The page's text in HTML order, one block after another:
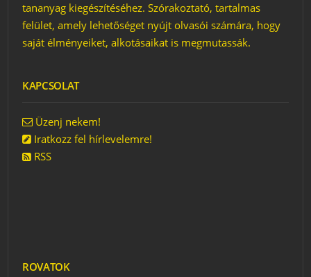
tananyag kiegészítéséhez. Szórakoztató, tartalmas
felület, amely lehetőséget nyújt olvasói számára, hogy
saját élményeiket, alkotásaikat is megmutassák.
KAPCSOLAT
Üzenj nekem!
Iratkozz fel hírlevelemre!
RSS
ROVATOK